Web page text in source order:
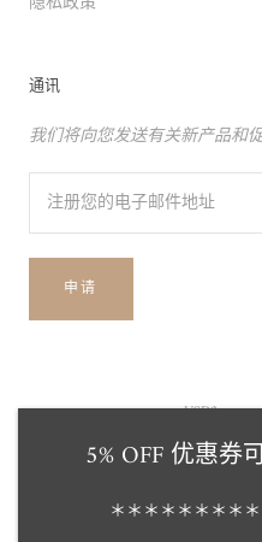
5% OFF 优惠券
＊＊＊＊＊＊＊＊
通讯
我们将向您发送有关新产品和
申请
货
币
USD$
© Tensei Pearl Online
由